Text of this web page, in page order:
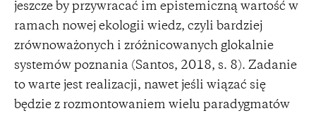
jeszcze by przywracać im epistemiczną wartość w
ramach nowej ekologii wiedz, czyli bardziej
zrównoważonych i zróżnicowanych glokalnie
systemów poznania (Santos, 2018, s. 8). Zadanie
to warte jest realizacji, nawet jeśli wiązać się
będzie z rozmontowaniem wielu paradygmatów